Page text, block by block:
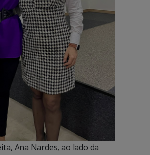
Ana Nardes, ao lado da